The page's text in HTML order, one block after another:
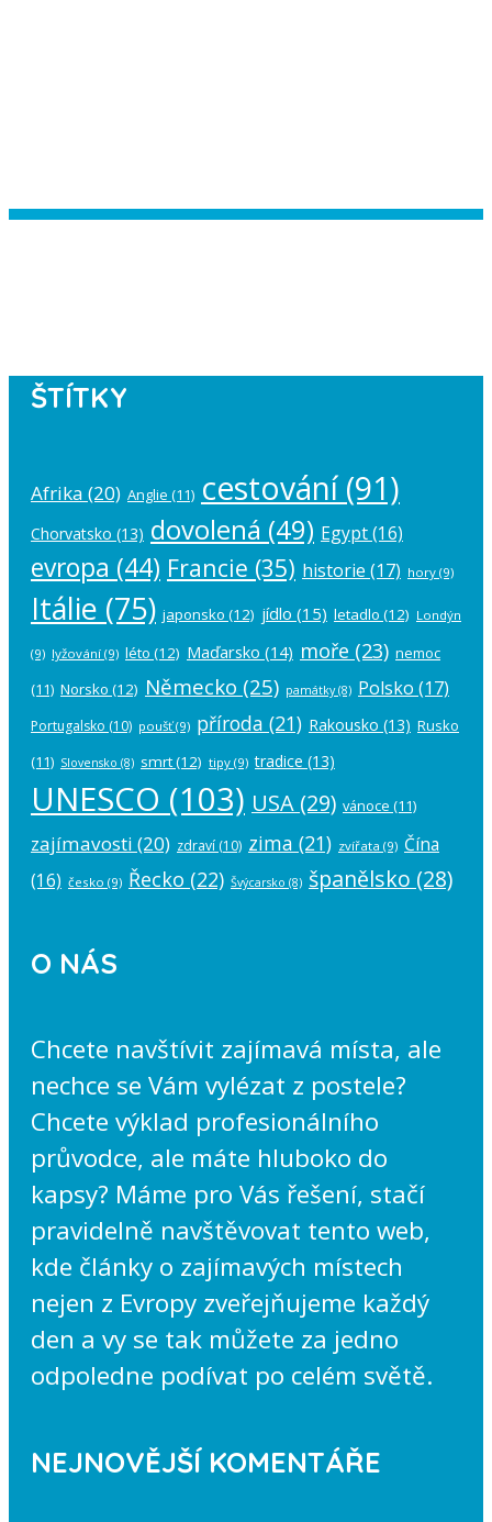
ŠTÍTKY
Afrika (20) Anglie (11) cestování(91)
Chorvatsko (13) dovolená (49) Egypt(16)
evropa (44) Francie (35) historie (17) hory (9)
Itálie (75) japonsko (12) jídlo (15) letadlo (12) Londýn
(9) lyžování (9) léto (12) Maďarsko (14) moře (23) nemoc
(11) Norsko (12) Německo (25) památky(8) Polsko (17)
Portugalsko (10) poušť(9) příroda (21) Rakousko (13) Rusko
(11) Slovensko (8) smrt(12) tipy (9) tradice (13)
UNESCO (103) USA (29) vánoce (11)
zajímavosti (20) zdraví (10) zima (21) zvířata (9) Čína
(16) česko (9) Řecko (22) Švýcarsko (8) španělsko (28)
O NÁS
Chcete navštívit zajímavá místa, ale
nechce se Vám vylézat z postele?
Chcete výklad profesionálního
průvodce, ale máte hluboko do
kapsy? Máme pro Vás řešení, stačí
pravidelně navštěvovat tento web,
kde články o zajímavých místech
nejen z Evropy zveřejňujeme každý
den a vy se tak můžete za jedno
odpoledne podívat po celém světě.
NEJNOVĚJŠÍ KOMENTÁŘE